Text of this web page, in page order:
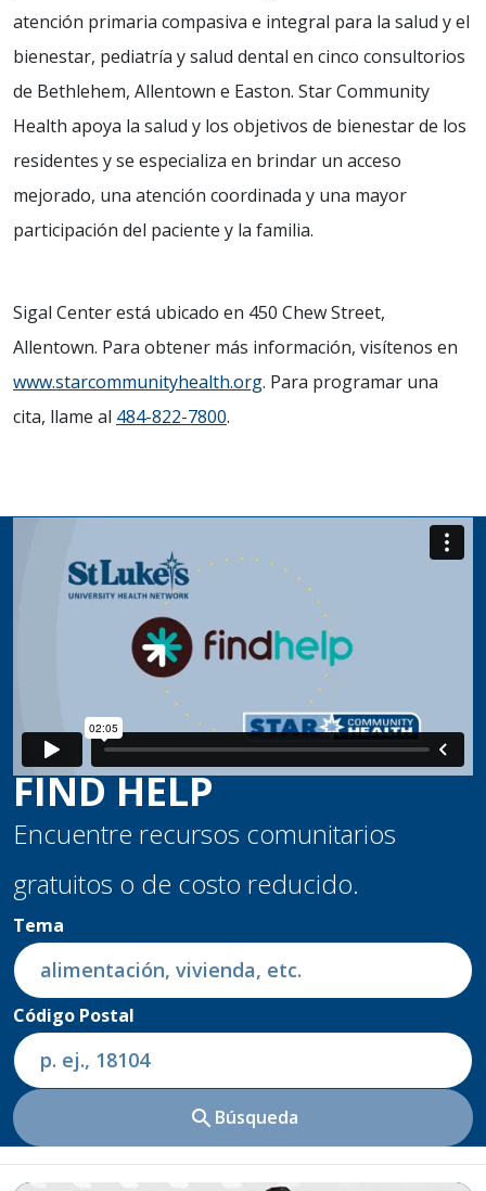
atención primaria compasiva e integral para la salud y el
bienestar, pediatría y salud dental en cinco consultorios
de Bethlehem, Allentown e Easton. Star Community
Health apoya la salud y los objetivos de bienestar de los
residentes y se especializa en brindar un acceso
mejorado, una atención coordinada y una mayor
participación del paciente y la familia.
Sigal Center está ubicado en 450 Chew Street,
Allentown. Para obtener más información, visítenos en
www.starcommunityhealth.org. Para programar una
cita, llame al 484-822-7800.
FIND HELP
Encuentre recursos comunitarios
gratuitos o de costo reducido.
Tema
Código Postal
search Búsqueda